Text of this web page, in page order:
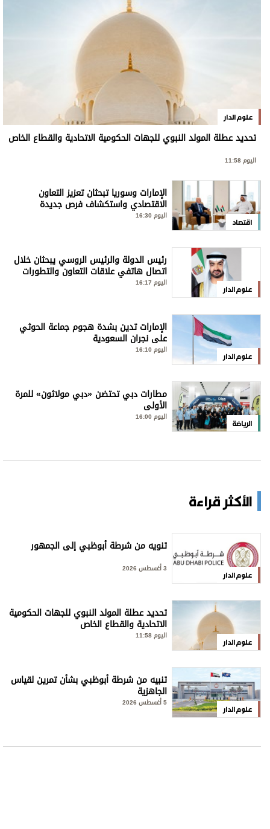
علوم الدار
تحديد عطلة المولد النبوي للجهات الحكومية الاتحادية والقطاع الخاص
اليوم 11:58
اقتصاد
الإمارات وسوريا تبحثان تعزيز التعاون
الاقتصادي واستكشاف فرص جديدة
اليوم 16:30
علوم الدار
رئيس الدولة والرئيس الروسي يبحثان خلال
اتصال هاتفي علاقات التعاون والتطورات
الإقليمية والدولية
اليوم 16:17
علوم الدار
الإمارات تدين بشدة هجوم جماعة الحوثي
على نجران السعودية
اليوم 16:10
الرياضة
مطارات دبي تحتضن «دبي مولاثون» للمرة
الأولى
اليوم 16:00
الأكثر قراءة
علوم الدار
تنويه من شرطة أبوظبي إلى الجمهور
علوم الدار
تحديد عطلة المولد النبوي للجهات الحكومية
الاتحادية والقطاع الخاص
اليوم 11:58
علوم الدار
تنبيه من شرطة أبوظبي بشأن تمرين لقياس
الجاهزية
5 أغسطس 2026